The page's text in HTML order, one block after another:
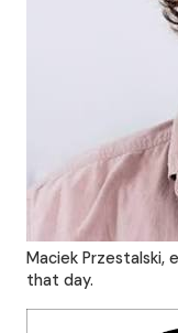
Maciek Przestalski,
that day.